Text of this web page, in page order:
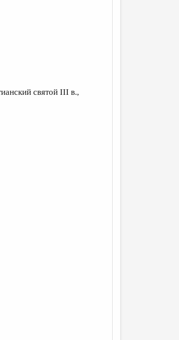
святой III в.,